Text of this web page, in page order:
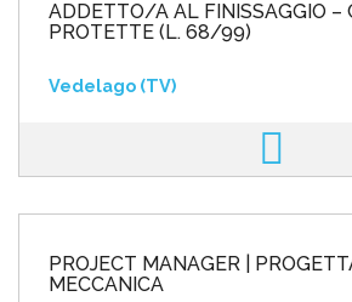
ADDETTO/A AL FINISSAGGIO –
PROTETTE (L. 68/99)
Vedelago (TV)
PROJECT MANAGER |
MECCANICA